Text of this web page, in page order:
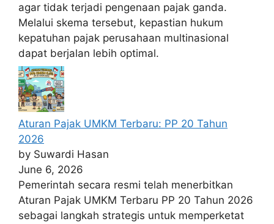
agar tidak terjadi pengenaan pajak ganda.
Melalui skema tersebut, kepastian hukum
kepatuhan pajak perusahaan multinasional
dapat berjalan lebih optimal.
Aturan Pajak UMKM Terbaru: PP 20 Tahun
2026
by Suwardi Hasan
June 6, 2026
Pemerintah secara resmi telah menerbitkan
Aturan Pajak UMKM Terbaru PP 20 Tahun 2026
sebagai langkah strategis untuk memperketat